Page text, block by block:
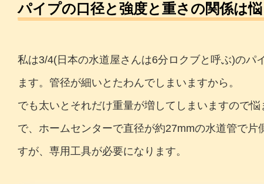
パイプの口径と強度と重さの関係は
私は3/4(日本の水道屋さんは6分ロクブと呼ぶ)のパ
ます。管径が細いとたわんでしまいますから。
でも太いとそれだけ重量が増してしまいますので
で、ホームセンターで直径が約27mmの水道管で
すが、専用工具が必要になります。